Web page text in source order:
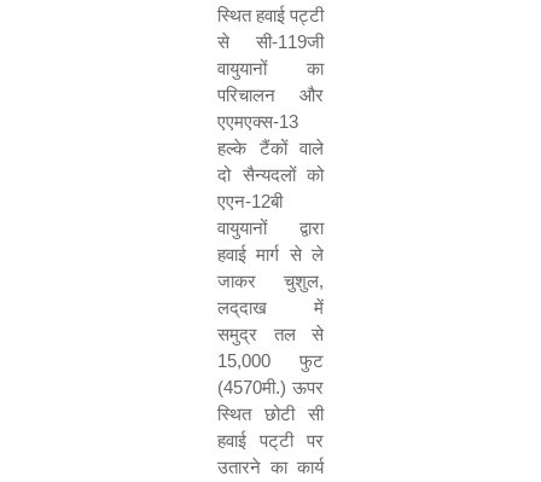
स्थित हवाई पट्टी
से सी-119जी
वायुयानों का
परिचालन और
एएमएक्स-13
हल्के टैंकों वाले
दो सैन्यदलों को
एएन-12बी
वायुयानों द्वारा
हवाई मार्ग से ले
जाकर चुशुल,
लद्‌दाख में
समुद्र तल से
15,000 फुट
(4570मी.) ऊपर
स्थित छोटी सी
हवाई पट्‌टी पर
उतारने का कार्य